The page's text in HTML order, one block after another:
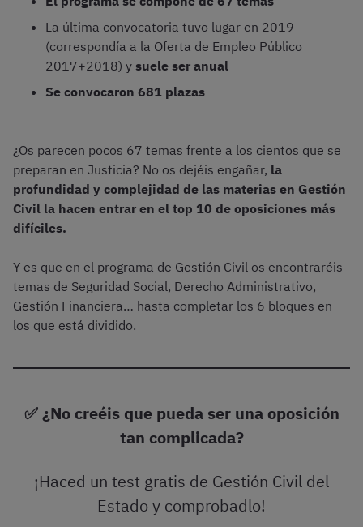
La última convocatoria tuvo lugar en 2019
(correspondía a la Oferta de Empleo Público
2017+2018) y suele ser anual
Se convocaron 681 plazas
¿Os parecen pocos 67 temas frente a los cientos que se
preparan en Justicia? No os dejéis engañar, la
profundidad y complejidad de las materias en Gestión
Civil la hacen entrar en el top 10 de oposiciones más
difíciles.
Y es que en el programa de Gestión Civil os encontraréis
temas de Seguridad Social, Derecho Administrativo,
Gestión Financiera… hasta completar los 6 bloques en
los que está dividido.
✅ ¿No creéis que pueda ser una oposición
tan complicada?
¡Haced un test gratis de Gestión Civil del
Estado y comprobadlo!